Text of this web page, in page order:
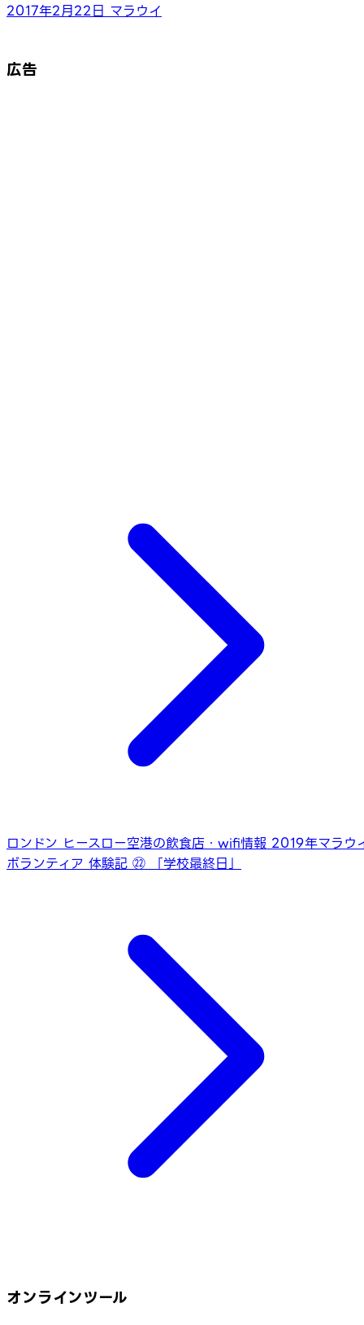
2017年2月22日 マラウイ
広告
ロンドン ヒースロー空港の飲食店・wifi情報 2019年マラウ
ボランティア 体験記 ㉒ 「学校最終日」
オンラインツール